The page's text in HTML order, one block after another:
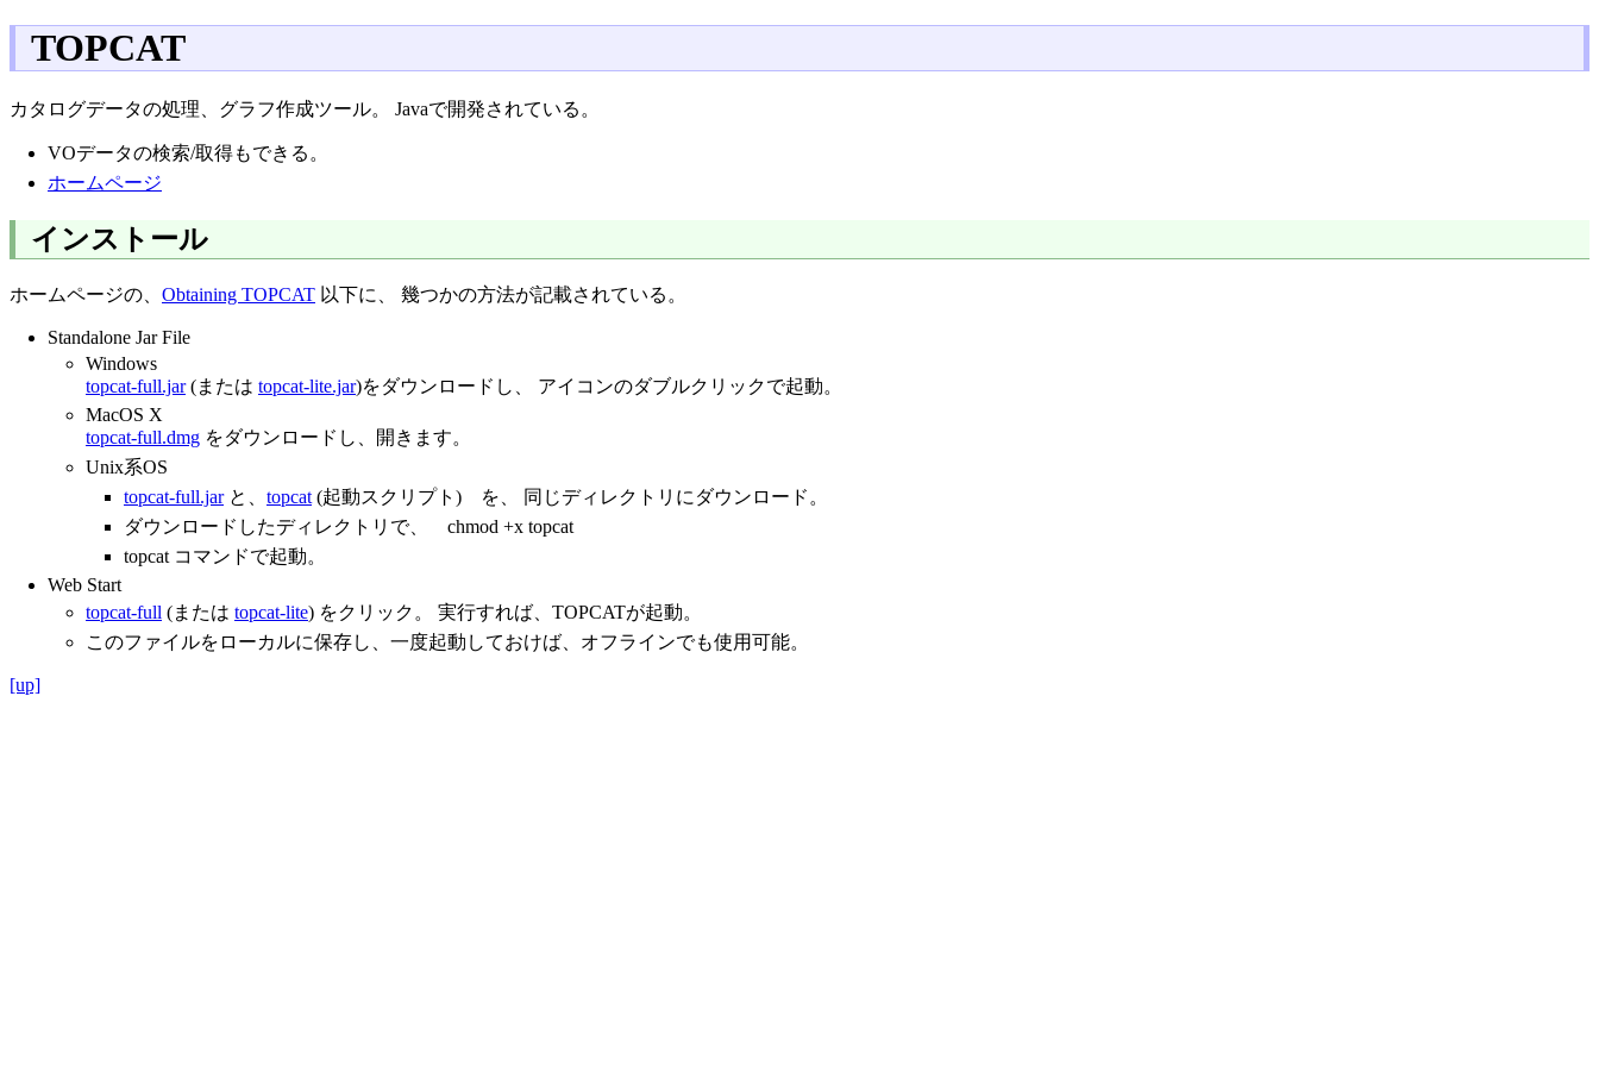
TOPCAT
カタログデータの処理、グラフ作成ツール。 Javaで開発されている。
VOデータの検索/取得もできる。
ホームページ
インストール
ホームページの、 Obtaining TOPCAT 以下に、 幾つかの方法が記載されている。
Standalone Jar File
Windows
topcat-full.jar(または topcat-lite.jar)をダウンロードし、 アイコンのダブルクリックで起動。
MacOS X
topcat-full.dmg をダウンロードし、開きます。
Unix系OS
topcat-full.jarと、 topcat (起動スクリプト) を、 同じディレクトリにダウンロード。
ダウンロードしたディレクトリで、 chmod +x topcat
topcat コマンドで起動。
Web Start
topcat-full (または topcat-lite) をクリック。 実行すれば、TOPCATが起動。
このファイルをローカルに保存し、一度起動しておけば、オフラインでも使用可能。
[up]